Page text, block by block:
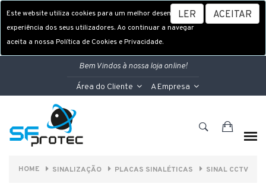
Este website utiliza cookies para um melhor desempenho e
experiência dos seus utilizadores. Ao continuar a navegar
aceita a nossa Política de Cookies e Privacidade.
LER ACEITAR
Bem Vindos à nossa loja online!
Área do Cliente A Empresa
HOME SINALIZAÇÃO PLACAS SINALÉTICAS SINAL CCTV